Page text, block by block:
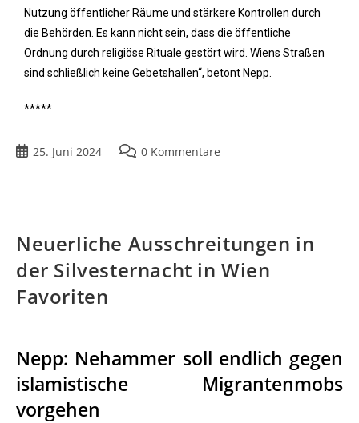
Nutzung öffentlicher Räume und stärkere Kontrollen durch
die Behörden. Es kann nicht sein, dass die öffentliche
Ordnung durch religiöse Rituale gestört wird. Wiens Straßen
sind schließlich keine Gebetshallen“, betont Nepp.
*****
25. Juni 2024 0 Kommentare
Neuerliche Ausschreitungen in
der Silvesternacht in Wien
Favoriten
Nepp: Nehammer soll endlich gegen
islamistische Migrantenmobs
vorgehen